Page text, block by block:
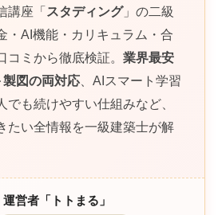
講座「 スタディング」の二級
・AI機能・カリキュラム・合
ミから徹底検証。 業界最安
図の両対応 、AIスマート学習
でも続けやすい仕組みなど、
たい全情報を一級建築士が解
営者「トトまる」